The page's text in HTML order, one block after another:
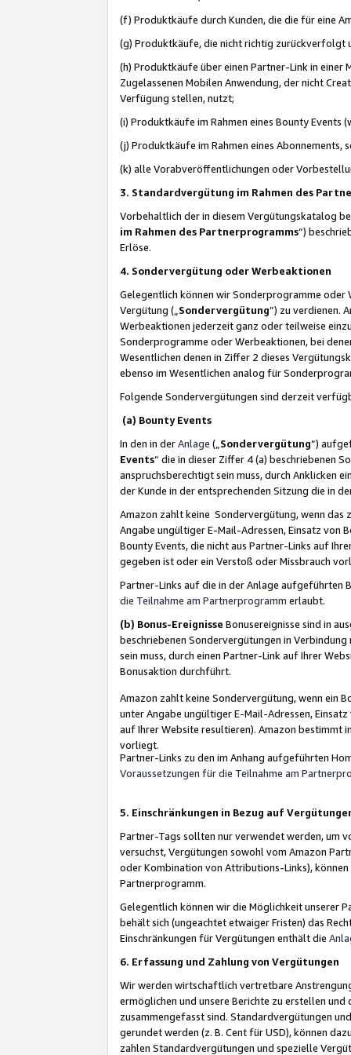
(f) Produktkäufe durch Kunden, die die für eine
(g) Produktkäufe, die nicht richtig zurückverfolgt
(h) Produktkäufe über einen Partner-Link in einer
Zugelassenen Mobilen Anwendung, der nicht
Verfügung stellen, nutzt;
(i) Produktkäufe im Rahmen eines Bounty
(j) Produktkäufe im Rahmen eines
(k) alle Vorabveröffentlichungen oder
3. Standardvergütung im Rahmen des
Vorbehaltlich der in diesem Vergütungskatalog
im Rahmen des Partnerprogramms“)
Erlöse.
4. Sondervergütung oder Werbeaktionen
Gelegentlich können wir Sonderprogramme
Vergütung („ Sondervergütung”) zu verdienen.
Werbeaktionen jederzeit ganz oder teilweise
Sonderprogramme oder Werbeaktionen, bei
Wesentlichen denen in Ziffer 2 dieses
ebenso im Wesentlichen analog für
Folgende Sondervergütungen sind derzeit
(a) Bounty Events
In den in derAnlage („ Sondervergütung“)
Events“ die in dieser Ziffer 4 (a) beschriebenen
anspruchsberechtigt sein muss, durch Anklicken
der Kunde in der entsprechenden Sitzung die in
Amazon zahlt keine Sondervergütung, wenn das
Angabe ungültiger E-Mail-Adressen, Einsatz von
Bounty Events, die nicht aus Partner-Links auf
gegeben ist oder ein Verstoß oder Missbrauch
Partner-Links auf die in der Anlage aufgeführten
die Teilnahme am Partnerprogramm erlaubt.
(b) Bonus-Ereignisse Bonusereignisse sind in
beschriebenen Sondervergütungen in Verbindung
sein muss, durch einen Partner-Link auf Ihrer
Bonusaktion durchführt.
Amazon zahlt keine Sondervergütung, wenn ein
unter Angabe ungültiger E-Mail-Adressen,
auf Ihrer Website resultieren). Amazon bestimmt
vorliegt.
Partner-Links zu den im Anhang aufgeführten
Voraussetzungen für die Teilnahme am
5. Einschränkungen in Bezug auf
Partner-Tags sollten nur verwendet werden, um
versuchst, Vergütungen sowohl vom Amazon
oder Kombination von Attributions-Links),
Partnerprogramm.
Gelegentlich können wir die Möglichkeit unserer
behält sich (ungeachtet etwaiger Fristen) das
Einschränkungen für Vergütungen enthält die
6. Erfassung und Zahlung von Vergütungen
Wir werden wirtschaftlich vertretbare
ermöglichen und unsere Berichte zu erstellen
zusammengefasst sind. Standardvergütungen
gerundet werden (z. B. Cent für USD), können
zahlen Standardvergütungen und spezielle